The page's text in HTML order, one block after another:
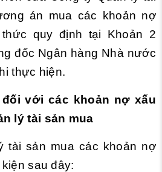
án mua các khoản nợ
quy định tại Khoản 2
đốc Ngân hàng Nhà nước
thực hiện.
với các khoản nợ xấu
lý tài sản mua
tài sản mua các khoản nợ
sau đây: